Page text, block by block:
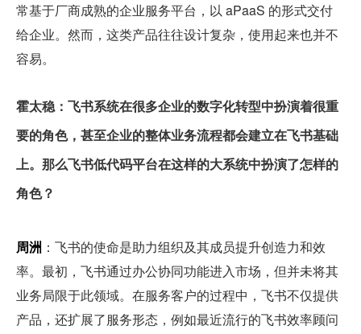
常基于厂商成熟的企业服务平台，以 aPaaS 的形式交付
给企业。然而，这类产品往往设计复杂，使用起来也并不
容易。
霍太稳：飞书系统在很多企业的数字化转型中扮演着很重
要的角色，甚至企业的整体业务流程都会建立在飞书基础
上。那么飞书低代码平台在这样的大系统中扮演了怎样的
角色？
周洲 ：飞书的使命是助力组织及其成员提升创造力和效
率。最初，飞书通过办公协同功能进入市场，但并未将其
业务局限于此领域。在服务客户的过程中，飞书不仅提供
产品，还扩展了服务形态，例如最近流行的飞书效率顾问